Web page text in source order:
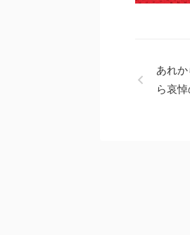
あれ
ら哀